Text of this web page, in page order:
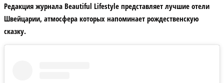
Редакция журнала Beautiful Lifestyle представляет лучшие отели
Швейцарии, атмосфера которых напоминает рождественскую
сказку.